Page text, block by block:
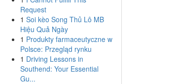
Request
1 Soi kèo Song Thủ Lô MB
Hiệu Quả Ngày
1 Produkty farmaceutyczne w
Polsce: Przegląd rynku
1 Driving Lessons in
Southend: Your Essential
Gu...